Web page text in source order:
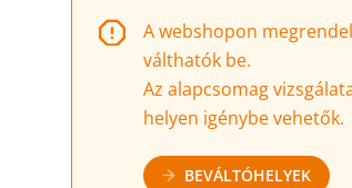
A webshopon
válthatók be.
Az alapcsomag
helyen igénybe vehetők.
BEVÁLTÓHELYEK